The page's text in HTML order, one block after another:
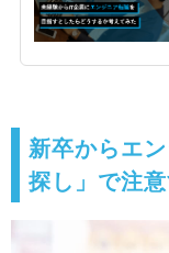
新卒からエ
探し」で注